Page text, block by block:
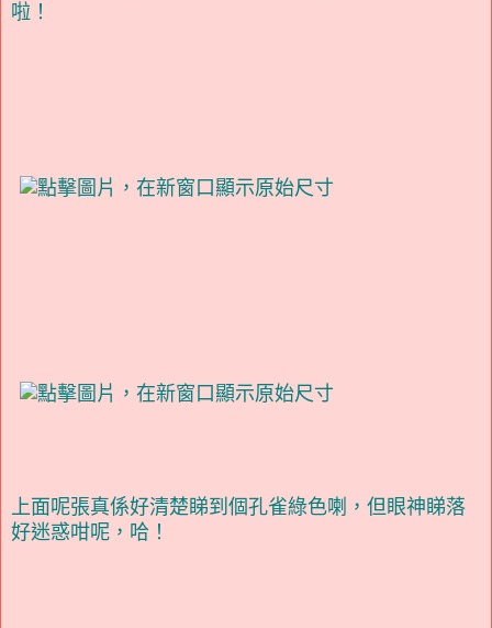
啦！
上面呢張真係好清楚睇到個孔雀綠色喇，但眼神睇落
好迷惑咁呢，哈！